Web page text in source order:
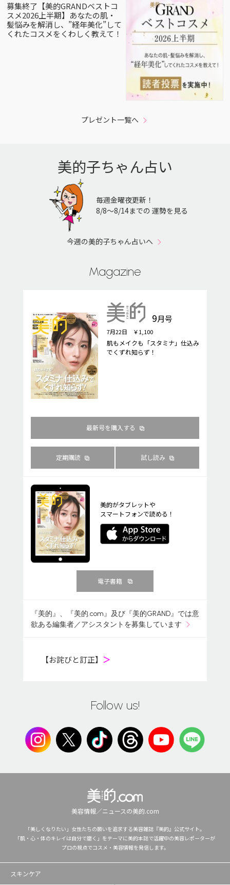
募集終了【美的GRANDベストコ
スメ2026上半期】あなたの肌・
髪悩みを解消し、”経年美化”して
くれたコスメをくわしく教えて！
プレゼント一覧へ
美的子ちゃん占い
毎週金曜夜更新！
8/8〜8/14までの 運勢を見る
今週の美的子ちゃん占いへ
Magazine
9月号
7月22日 ￥1,100
肌もメイクも「スタミナ」仕込み
でくずれ知らず！
最新号を購入する
定期購読 試し読み
美的がタブレットや
スマートフォンで読める！
電子書籍
『美的』、『美的.com』及び『美的GRAND』では意
欲ある編集者／アシスタントを募集しています
【お詫びと訂正】 ＞
Follow us!
美容情報／ニュースの美的.com
「美しくなりたい」女性たちの願いを追求する美容雑誌『美的』公式サイト。
「肌・心・体のキレイは自分で磨く」をテーマに美的本誌で活躍中の美容レポーターが
プロの視点でコスメ・美容情報を発信します。
スキンケア